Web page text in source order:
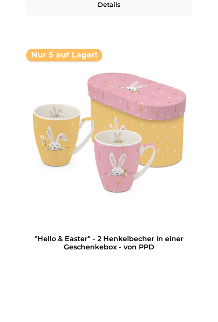
Details
Nur 5 auf Lager!
"Hello & Easter" - 2 Henkelbecher in einer
Geschenkebox - von PPD